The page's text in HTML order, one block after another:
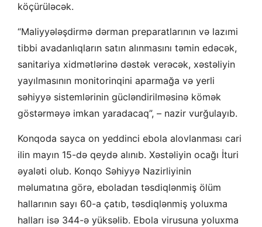
köçürüləcək.
“Maliyyələşdirmə dərman preparatlarının və lazımi
tibbi avadanlıqların satın alınmasını təmin edəcək,
sanitariya xidmətlərinə dəstək verəcək, xəstəliyin
yayılmasının monitorinqini aparmağa və yerli
səhiyyə sistemlərinin gücləndirilməsinə kömək
göstərməyə imkan yaradacaq”, – nazir vurğulayıb.
Konqoda sayca on yeddinci ebola alovlanması cari
ilin mayın 15-də qeydə alınıb. Xəstəliyin ocağı İturi
əyaləti olub. Konqo Səhiyyə Nazirliyinin
məlumatına görə, eboladan təsdiqlənmiş ölüm
hallarının sayı 60-a çatıb, təsdiqlənmiş yoluxma
halları isə 344-ə yüksəlib. Ebola virusuna yoluxma